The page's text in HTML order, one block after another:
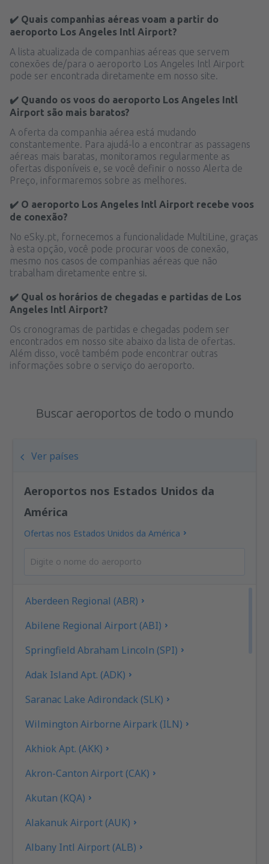
✔️ Quais companhias aéreas voam a partir do
aeroporto Los Angeles Intl Airport?
A lista atualizada de companhias aéreas que servem
conexões de/para o aeroporto Los Angeles Intl Airport
pode ser encontrada diretamente em nosso site.
✔️ Quando os voos do aeroporto Los Angeles Intl
Airport são mais baratos?
A oferta da companhia aérea está mudando
constantemente. Para ajudá-lo a encontrar as passagens
aéreas mais baratas, monitoramos regularmente as
ofertas disponíveis e, se você definir o nosso Alerta de
Preço, informaremos sobre as melhores.
✔️ O aeroporto Los Angeles Intl Airport recebe voos
de conexão?
No eSky.pt, fornecemos a funcionalidade MultiLine, graças
à esta opção, você pode procurar voos de conexão,
mesmo nos casos de companhias aéreas que não
trabalham diretamente entre si.
✔️ Qual os horários de chegadas e partidas de Los
Angeles Intl Airport?
Os cronogramas de partidas e chegadas podem ser
encontrados em nosso site abaixo da lista de ofertas.
Além disso, você também pode encontrar outras
informações sobre o serviço do aeroporto.
Buscar aeroportos de todo o mundo
Ver países
Aeroportos nos Estados Unidos da
América
Ofertas nos Estados Unidos da América
Aberdeen Regional (ABR)
Abilene Regional Airport (ABI)
Springfield Abraham Lincoln (SPI)
Adak Island Apt. (ADK)
Saranac Lake Adirondack (SLK)
Wilmington Airborne Airpark (ILN)
Akhiok Apt. (AKK)
Akron-Canton Airport (CAK)
Akutan (KQA)
Alakanuk Airport (AUK)
Albany Intl Airport (ALB)